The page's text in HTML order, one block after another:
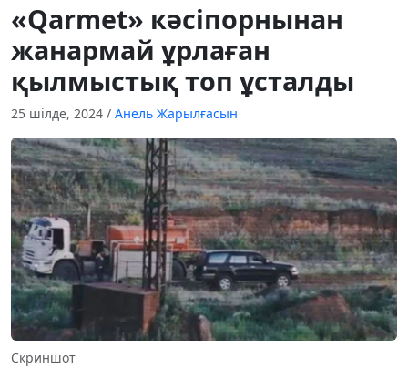
«Qarmet» кәсіпорнынан
жанармай ұрлаған
қылмыстық топ ұсталды
25 шілде, 2024 / Анель Жарылғасын
Скриншот